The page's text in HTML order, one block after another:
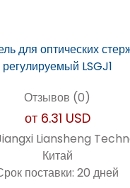
Отзывов (0)
от 6.31 USD
Liansheng
Китай
поставки: 20 дней